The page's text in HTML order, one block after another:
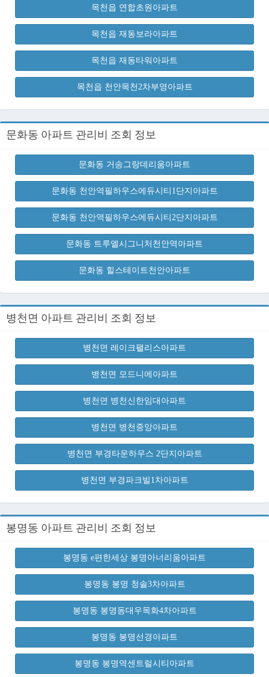
목천읍 연합초원아파트
목천읍 재동보라아파트
목천읍 재동타워아파트
목천읍 천안목천2차부영아파트
문화동 아파트 관리비 조회 정보
문화동 거송그랑데리움아파트
문화동 천안역필하우스에듀시티1단지아파트
문화동 천안역필하우스에듀시티2단지아파트
문화동 트루엘시그니처천안역아파트
문화동 힐스테이트천안아파트
병천면 아파트 관리비 조회 정보
병천면 레이크팰리스아파트
병천면 모드니에아파트
병천면 병천신한임대아파트
병천면 병천중앙아파트
병천면 부경타운하우스 2단지아파트
병천면 부경파크빌1차아파트
봉명동 아파트 관리비 조회 정보
봉명동 e편한세상 봉명아너리움아파트
봉명동 봉명 청솔3차아파트
봉명동 봉명동대우목화4차아파트
봉명동 봉명선경아파트
봉명동 봉명역센트럴시티아파트